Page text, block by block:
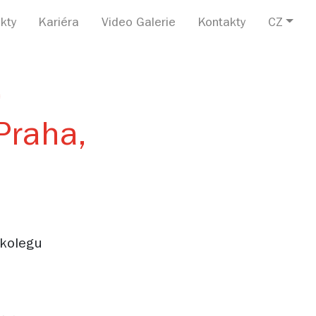
Kariéra Video Galerie Kontakty CZ